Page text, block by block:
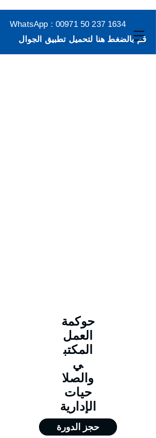
WhatsApp : 00971 50 237 1634
قم بالضغط هنا لتحميل تطبيق الجوال
حوكمة
العمل
المكتب
ي
والصلا
حيات
الإدارية
حجز الدورة